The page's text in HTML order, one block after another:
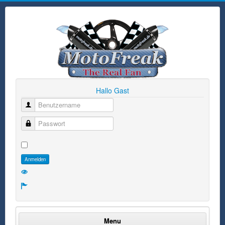
Hallo Gast
Benutzername
Passwort
Anmelden
Menu